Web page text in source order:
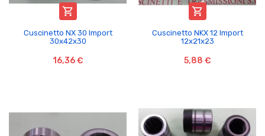

Cuscinetto NX 30 Import
30x42x30
16,36 €

Cuscinetto NKX 12 Import
12x21x23
5,88 €